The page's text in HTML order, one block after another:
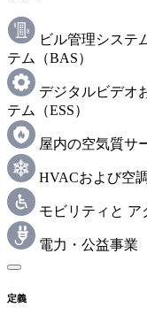
ビル管理システ
テム（BAS）
デジタルビデオ
テム（ESS）
屋内の空気質サ
HVACおよび空
モビリティと ア
電力・公益事業
定義